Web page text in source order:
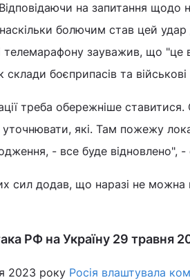
Відповідаючи на запитання щодо
болючим став цей
телемарафону зауважив, що "це
склади боєприпасів та
треба обережніше
уточнювати, які. Там пожежу
- все буде відновлено", -
сил додав, що наразі не
РФ на Україну 29 травня
2023 року Росія влаштувала